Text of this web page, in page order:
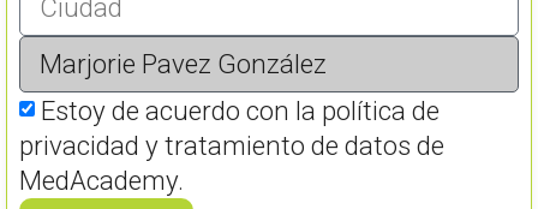
Estoy de acuerdo con la política de
privacidad y tratamiento de datos de
MedAcademy.